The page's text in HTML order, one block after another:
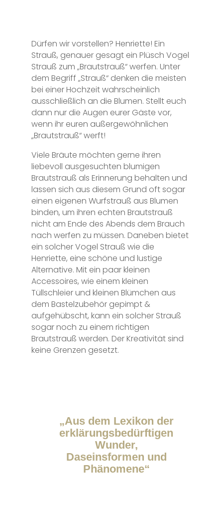
Dürfen wir vorstellen? Henriette! Ein
Strauß, genauer gesagt ein Plüsch Vogel
Strauß zum „Brautstrauß“ werfen. Unter
dem Begriff „Strauß“ denken die meisten
bei einer Hochzeit wahrscheinlich
ausschließlich an die Blumen. Stellt euch
dann nur die Augen eurer Gäste vor,
wenn ihr euren außergewöhnlichen
„Brautstrauß“ werft!
Viele Bräute möchten gerne ihren
liebevoll ausgesuchten blumigen
Brautstrauß als Erinnerung behalten und
lassen sich aus diesem Grund oft sogar
einen eigenen Wurfstrauß aus Blumen
binden, um ihren echten Brautstrauß
nicht am Ende des Abends dem Brauch
nach werfen zu müssen. Daneben bietet
ein solcher Vogel Strauß wie die
Henriette, eine schöne und lustige
Alternative. Mit ein paar kleinen
Accessoires, wie einem kleinen
Tüllschleier und kleinen Blümchen aus
dem Bastelzubehör gepimpt &
aufgehübscht, kann ein solcher Strauß
sogar noch zu einem richtigen
Brautstrauß werden. Der Kreativität sind
keine Grenzen gesetzt.
„Aus dem Lexikon der
erklärungsbedürftigen
Wunder,
Daseinsformen und
Phänomene“